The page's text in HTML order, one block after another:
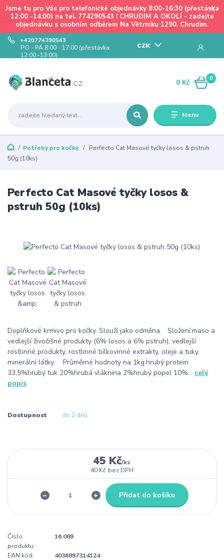
Jsme tu pro Vás pro telefonické objednávky 8:00-16:30 (přestávka
12:00 -14:00) na tel. 774290543 ! CHRUDIM A OKOLÍ - zadejte
objednávku s osobním odběrem Na Větrníku 1290, Chrudim.
Menu
CZK
+420774290543
PO - PÁ 8:00 - 17:00 (přestávka
12:00 -13:00)
0
0 Kč
Potřeby pro kočky
Perfecto Cat Masové tyčky losos & pstruh
50g (10ks)
Perfecto Cat Masové tyčky losos &
pstruh 50g (10ks)
Doplňkové krmivo pro kočky. Slouží jako odměna. Složení:maso a
vedlejší živočišné produkty (6% losos a 6% pstruh), vedlejší
rostlinné produkty, rostlinné bílkovinné extrakty, oleje a tuky,
minerální látky. Průměrné hodnoty na 1kg:hrubý protein
33,5%hrubý tuk 20%hrubá vláknina 2%hrubý popel 10%... celý
popis
Dostupnost do 2 dnů
45 Kč/ks
40 Kč bez DPH
Přidat do košíku
Číslo
produktu:
16.089
EAN kód:
4036897314124